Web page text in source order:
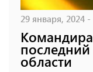
29 января, 2024 -
последний
области